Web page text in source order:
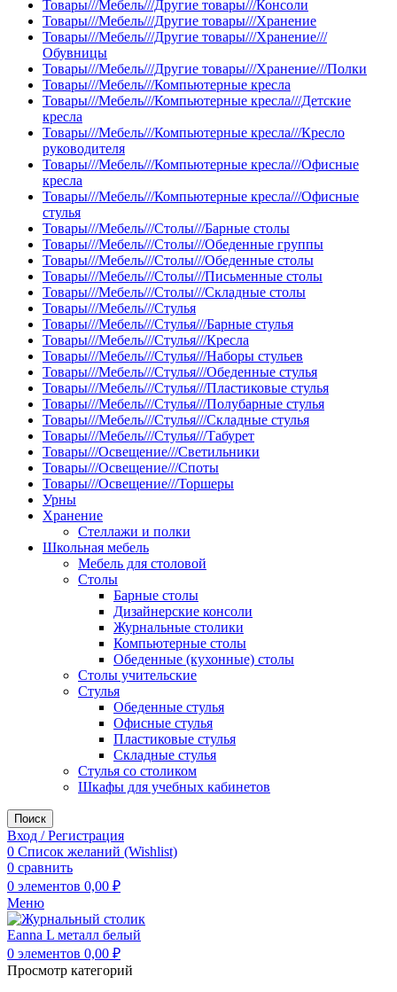
Товары///Мебель///Другие товары///Консоли
Товары///Мебель///Другие товары///Хранение
Товары///Мебель///Другие товары///Хранение///
Обувницы
Товары///Мебель///Другие товары///Хранение///Полки
Товары///Мебель///Компьютерные кресла
Товары///Мебель///Компьютерные кресла///Детские
кресла
Товары///Мебель///Компьютерные кресла///Кресло
руководителя
Товары///Мебель///Компьютерные кресла///Офисные
кресла
Товары///Мебель///Компьютерные кресла///Офисные
стулья
Товары///Мебель///Столы///Барные столы
Товары///Мебель///Столы///Обеденные группы
Товары///Мебель///Столы///Обеденные столы
Товары///Мебель///Столы///Письменные столы
Товары///Мебель///Столы///Складные столы
Товары///Мебель///Стулья
Товары///Мебель///Стулья///Барные стулья
Товары///Мебель///Стулья///Кресла
Товары///Мебель///Стулья///Наборы стульев
Товары///Мебель///Стулья///Обеденные стулья
Товары///Мебель///Стулья///Пластиковые стулья
Товары///Мебель///Стулья///Полубарные стулья
Товары///Мебель///Стулья///Складные стулья
Товары///Мебель///Стулья///Табурет
Товары///Освещение///Светильники
Товары///Освещение///Споты
Товары///Освещение///Торшеры
Урны
Хранение
Стеллажи и полки
Школьная мебель
Мебель для столовой
Столы
Барные столы
Дизайнерские консоли
Журнальные столики
Компьютерные столы
Обеденные (кухонные) столы
Столы учительские
Стулья
Обеденные стулья
Офисные стулья
Пластиковые стулья
Складные стулья
Стулья со столиком
Шкафы для учебных кабинетов
Поиск
Вход / Регистрация
0 Список желаний (Wishlist)
0 сравнить
0 элементов 0,00 ₽
Меню
0 элементов 0,00 ₽
Просмотр категорий